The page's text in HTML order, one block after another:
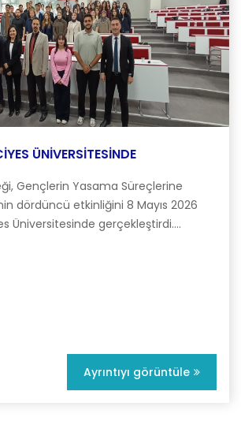
ÜNİVERSİTESİNDE
Gençlerin Yasama Süreçlerine
dördüncü etkinliğini 8 Mayıs 2026
Üniversitesinde gerçekleştirdi....
Ayrıntıyı görüntüle